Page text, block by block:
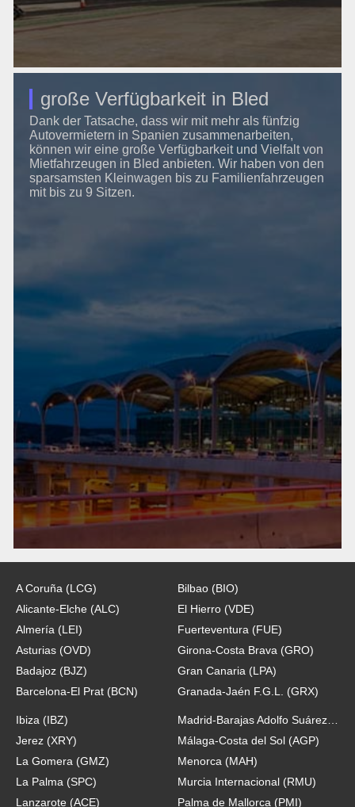
große Verfügbarkeit in Bled
Dank der Tatsache, dass wir mit mehr als fünfzig
Autovermietern in Spanien zusammenarbeiten,
können wir eine große Verfügbarkeit und Vielfalt von
Mietfahrzeugen in Bled anbieten. Wir haben von den
sparsamsten Kleinwagen bis zu Familienfahrzeugen
mit bis zu 9 Sitzen.
A Coruña (LCG)
Alicante-Elche (ALC)
Almería (LEI)
Asturias (OVD)
Badajoz (BJZ)
Barcelona-El Prat (BCN)
Bilbao (BIO)
El Hierro (VDE)
Fuerteventura (FUE)
Girona-Costa Brava (GRO)
Gran Canaria (LPA)
Granada-Jaén F.G.L. (GRX)
Ibiza (IBZ)
Jerez (XRY)
La Gomera (GMZ)
La Palma (SPC)
Lanzarote (ACE)
Málaga-Costa del Sol (AGP)
Menorca (MAH)
Murcia Internacional (RMU)
Palma de Mallorca (PMI)